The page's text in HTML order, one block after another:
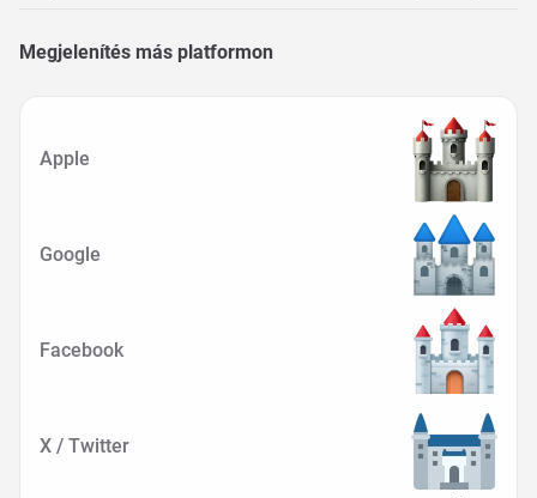
Megjelenítés más platformon
Apple
Google
Facebook
X / Twitter